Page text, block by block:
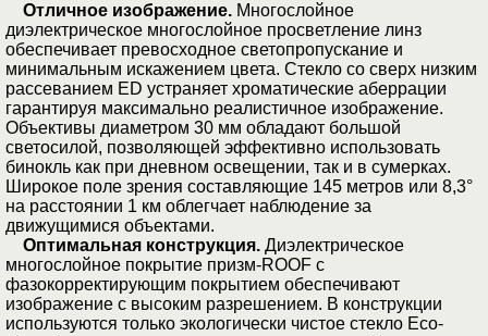
Отличное изображение. Многослойное
диэлектрическое многослойное просветление линз
обеспечивает превосходное светопропускание и
минимальным искажением цвета. Стекло со сверх низким
рассеванием ED устраняет хроматические аберрации
гарантируя максимально реалистичное изображение.
Объективы диаметром 30 мм обладают большой
светосилой, позволяющей эффективно использовать
бинокль как при дневном освещении, так и в сумерках.
Широкое поле зрения составляющие 145 метров или 8,3°
на расстоянии 1 км облегчает наблюдение за
движущимися объектами.
Оптимальная конструкция. Диэлектрическое
многослойное покрытие призм-ROOF с
фазокорректирующим покрытием обеспечивают
изображение с высоким разрешением. В конструкции
используются только экологически чистое стекло Eco-